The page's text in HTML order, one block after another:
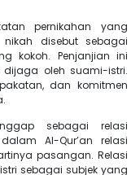
pernikahan yang
disebut sebagai
kokoh. Penjanjian ini
oleh suami-istri.
dan komitmen
sebagai relasi
Al-Qur’an relasi
pasangan. Relasi
sebagai subjek yang